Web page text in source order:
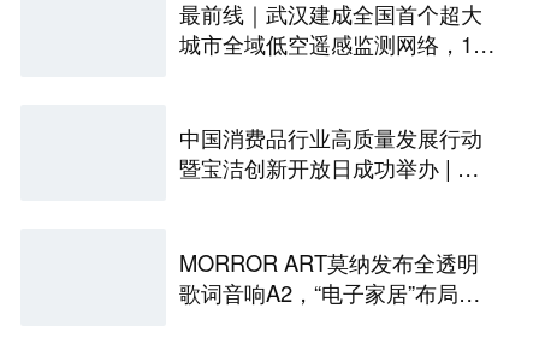
最前线｜武汉建成全国首个超大
城市全域低空遥感监测网络，146
中国消费品行业高质量发展行动
暨宝洁创新开放日成功举办 | 最
MORROR ART莫纳发布全透明
歌词音响A2，“电子家居”布局更